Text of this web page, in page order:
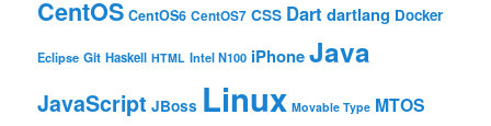
CentOS CentOS6 CentOS7 CSS Dart dartlang Docker
Eclipse Git Haskell HTML Intel N100 iPhoneJava
JavaScript JBoss Linux Movable Type MTOS